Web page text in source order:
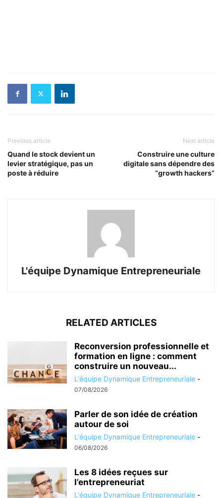
Previous article
Quand le stock devient un
levier stratégique, pas un
poste à réduire
Next article
Construire une culture
digitale sans dépendre des
“growth hackers”
L'équipe Dynamique Entrepreneuriale
RELATED ARTICLES
Reconversion professionnelle et
formation en ligne : comment
construire un nouveau...
L'équipe Dynamique Entrepreneuriale -
07/08/2026
Parler de son idée de création
autour de soi
L'équipe Dynamique Entrepreneuriale -
06/08/2026
Les 8 idées reçues sur
l’entrepreneuriat
L'équipe Dynamique Entrepreneuriale -